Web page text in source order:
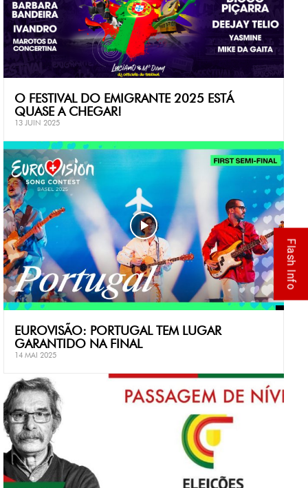
O FESTIVAL DO EMIGRANTE 2025 ESTÁ
QUASE A CHEGAR!
13 JUIN 2025
EUROVISÃO: PORTUGAL TEM LUGAR
GARANTIDO NA FINAL
14 MAI 2025
Flash Info